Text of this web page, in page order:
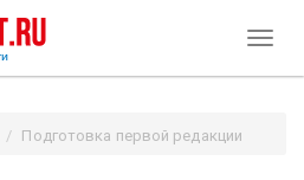
Подготовка первой редакции